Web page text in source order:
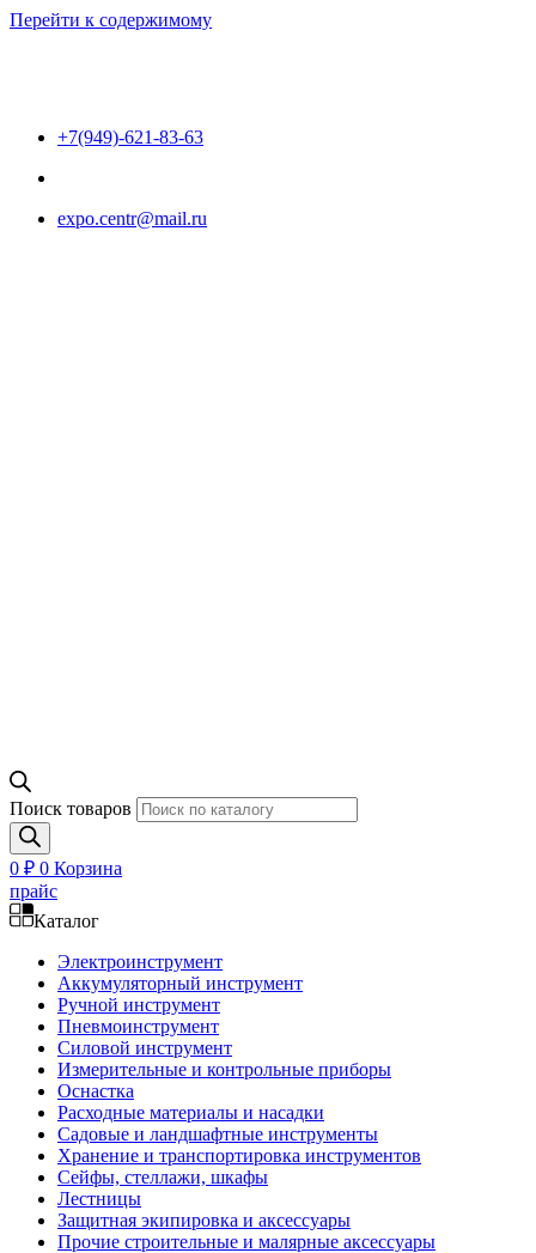
Перейти к содержимому
+7(949)-621-83-63
expo.centr@mail.ru
Поиск товаров
0 ₽ 0 Корзина
прайс
Каталог
Электроинструмент
Аккумуляторный инструмент
Ручной инструмент
Пневмоинструмент
Силовой инструмент
Измерительные и контрольные приборы
Оснастка
Расходные материалы и насадки
Садовые и ландшафтные инструменты
Хранение и транспортировка инструментов
Сейфы, стеллажи, шкафы
Лестницы
Защитная экипировка и аксессуары
Прочие строительные и малярные аксессуары